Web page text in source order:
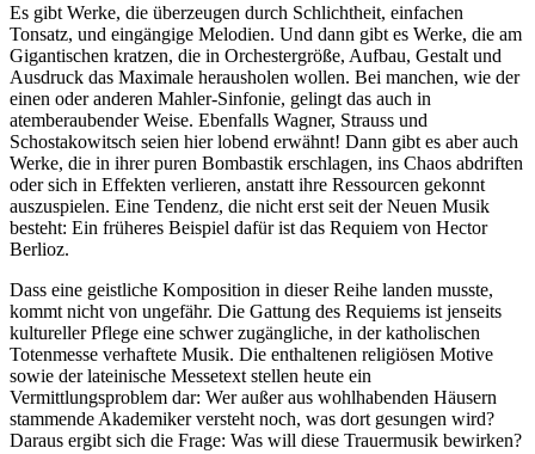
Es gibt Werke, die überzeugen durch Schlichtheit, einfachen
Tonsatz, und eingängige Melodien. Und dann gibt es Werke, die am
Gigantischen kratzen, die in Orchestergröße, Aufbau, Gestalt und
Ausdruck das Maximale herausholen wollen. Bei manchen, wie der
einen oder anderen Mahler-Sinfonie, gelingt das auch in
atemberaubender Weise. Ebenfalls Wagner, Strauss und
Schostakowitsch seien hier lobend erwähnt! Dann gibt es aber auch
Werke, die in ihrer puren Bombastik erschlagen, ins Chaos abdriften
oder sich in Effekten verlieren, anstatt ihre Ressourcen gekonnt
auszuspielen. Eine Tendenz, die nicht erst seit der Neuen Musik
besteht: Ein früheres Beispiel dafür ist das Requiem von Hector
Berlioz.
Dass eine geistliche Komposition in dieser Reihe landen musste,
kommt nicht von ungefähr. Die Gattung des Requiems ist jenseits
kultureller Pflege eine schwer zugängliche, in der katholischen
Totenmesse verhaftete Musik. Die enthaltenen religiösen Motive
sowie der lateinische Messetext stellen heute ein
Vermittlungsproblem dar: Wer außer aus wohlhabenden Häusern
stammende Akademiker versteht noch, was dort gesungen wird?
Daraus ergibt sich die Frage: Was will diese Trauermusik bewirken?